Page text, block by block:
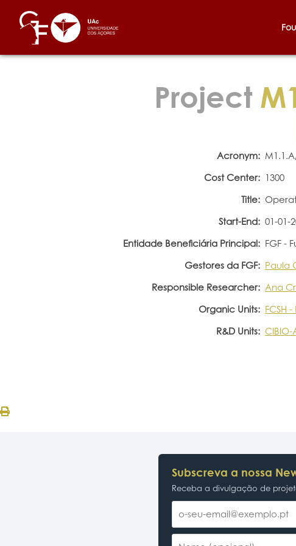
Project
Acronym:
Cost Center: 1300
Title:
Start-End: 01-01-
Entidade Beneficiária Principal: FGF -
Gestores da FGF: Paula
Responsible Researcher: Ana
Organic Units: FCSH
R&D Units:
Subscreva a nossa
Receba a divulgação de